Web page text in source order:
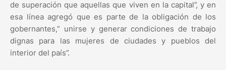
de superación que aquellas que viven en la capital”, y en
esa línea agregó que es parte de la obligación de los
gobernantes,” unirse y generar condiciones de trabajo
dignas para las mujeres de ciudades y pueblos del
interior del país”.